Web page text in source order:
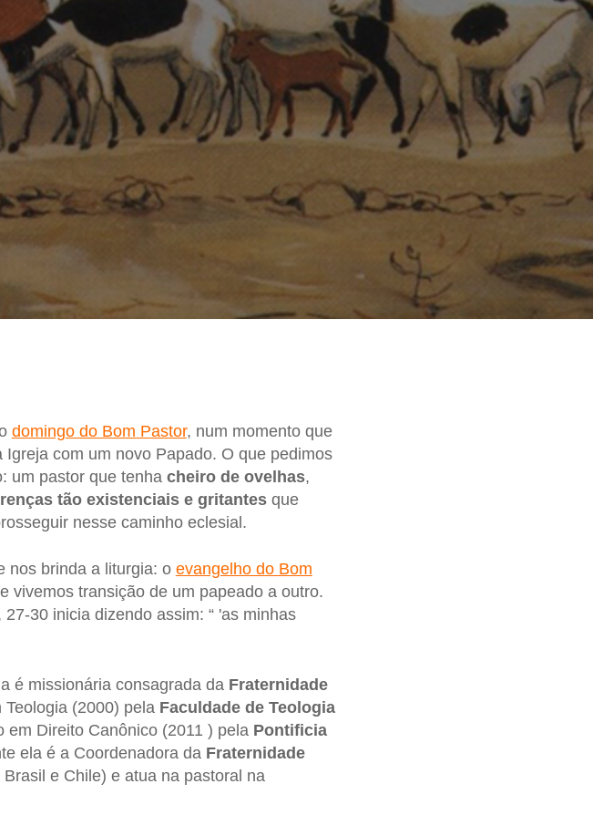
domingo do Bom Pastor, num momento que
com um novo Papado. O que pedimos
um pastor que tenha cheiro de ovelhas,
tão existenciais e gritantesque
nesse caminho eclesial.
nos brinda a liturgia: o evangelho do Bom
vivemos transição de um papeado a outro.
30 inicia dizendo assim: “ 'as minhas
é missionária consagrada da Fraternidade
(2000) pela Faculdade de Teologia
em Direito Canônico (2011 ) pela Pontificia
ela é a Coordenadora da Fraternidade
e Chile) e atua na pastoral na